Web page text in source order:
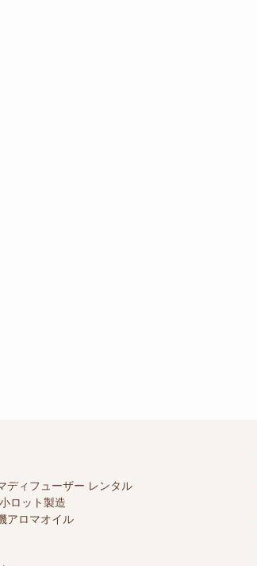
ディフューザー レンタル
ロット製造
アロマオイル